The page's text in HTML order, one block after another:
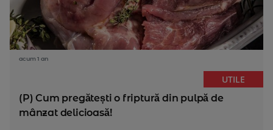
acum 1 an
UTILE
(P) Cum pregătești o friptură din pulpă de
mânzat delicioasă!